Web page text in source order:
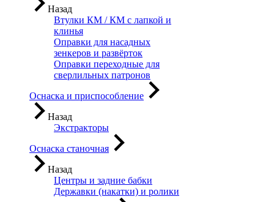
Назад
Втулки КМ / КМ с лапкой и
клинья
Оправки для насадных
зенкеров и развёрток
Оправки переходные для
сверлильных патронов
Оснаска и приспособление
Назад
Экстракторы
Оснаска станочная
Назад
Центры и задние бабки
Державки (накатки) и ролики